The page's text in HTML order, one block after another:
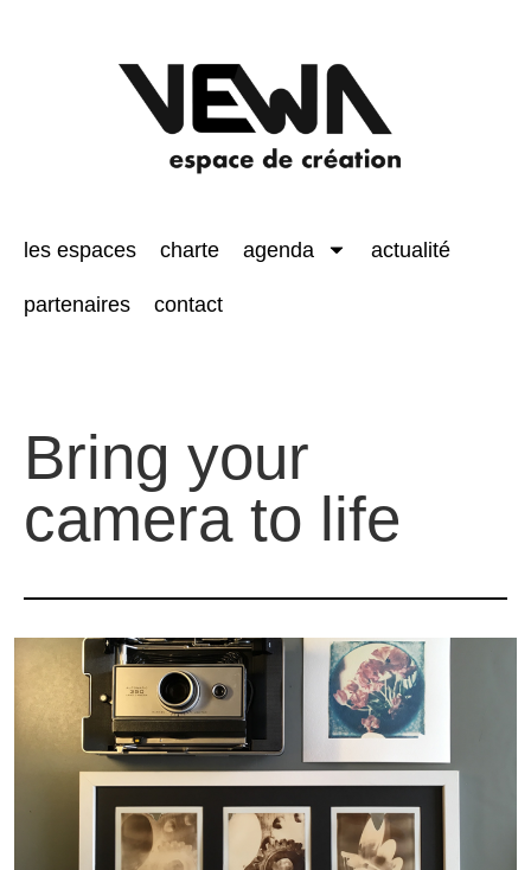
les espaces charte agenda actualité
partenaires contact
Bring your
camera to life